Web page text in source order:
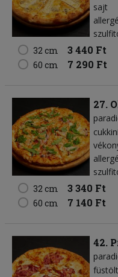
sajt
32 cm
3 440 Ft
60 cm 7 290 Ft
27.
cukkini
32 cm
3 340 Ft
60 cm 7 140 Ft
42.